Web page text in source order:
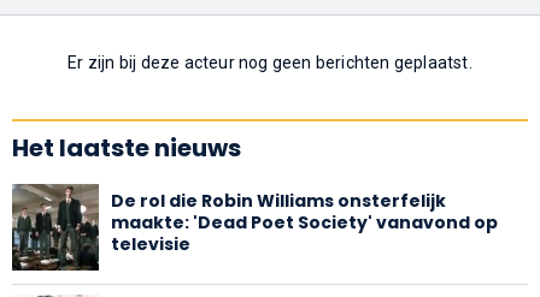
Er zijn bij deze acteur nog geen berichten geplaatst.
Het laatste nieuws
De rol die Robin Williams onsterfelijk
maakte: 'Dead Poet Society' vanavond op
televisie